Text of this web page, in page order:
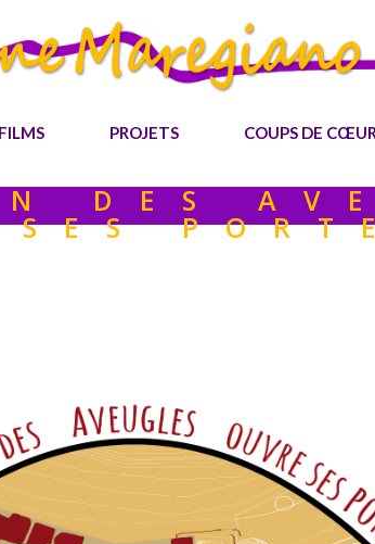
FILMS PROJETS COUPS DE
DES
SES